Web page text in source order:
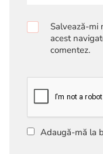
Salvează-mi
acest
comentez.
Adaugă-mă la